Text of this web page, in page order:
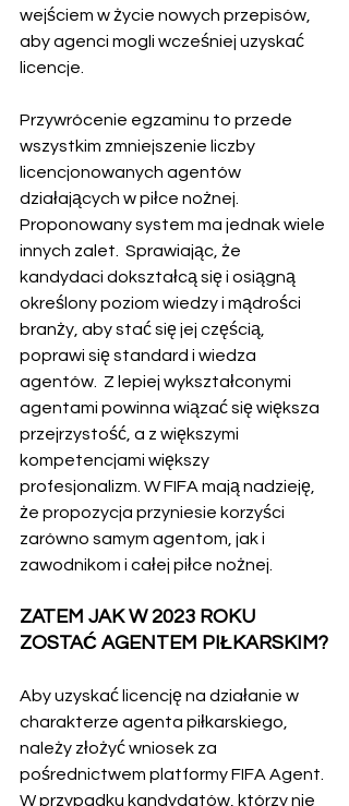
wejściem w życie nowych przepisów,
aby agenci mogli wcześniej uzyskać
licencje.
Przywrócenie egzaminu to przede
wszystkim zmniejszenie liczby
licencjonowanych agentów
działających w piłce nożnej.
Proponowany system ma jednak wiele
innych zalet.  Sprawiając, że
kandydaci dokształcą się i osiągną
określony poziom wiedzy i mądrości
branży, aby stać się jej częścią,
poprawi się standard i wiedza
agentów.  Z lepiej wykształconymi
agentami powinna wiązać się większa
przejrzystość, a z większymi
kompetencjami większy
profesjonalizm. W FIFA mają nadzieję,
że propozycja przyniesie korzyści
zarówno samym agentom, jak i
zawodnikom i całej piłce nożnej.
ZATEM JAK W 2023 ROKU
ZOSTAĆ AGENTEM PIŁKARSKIM?
Aby uzyskać licencję na działanie w
charakterze agenta piłkarskiego,
należy złożyć wniosek za
pośrednictwem platformy FIFA Agent.
W przypadku kandydatów, którzy nie